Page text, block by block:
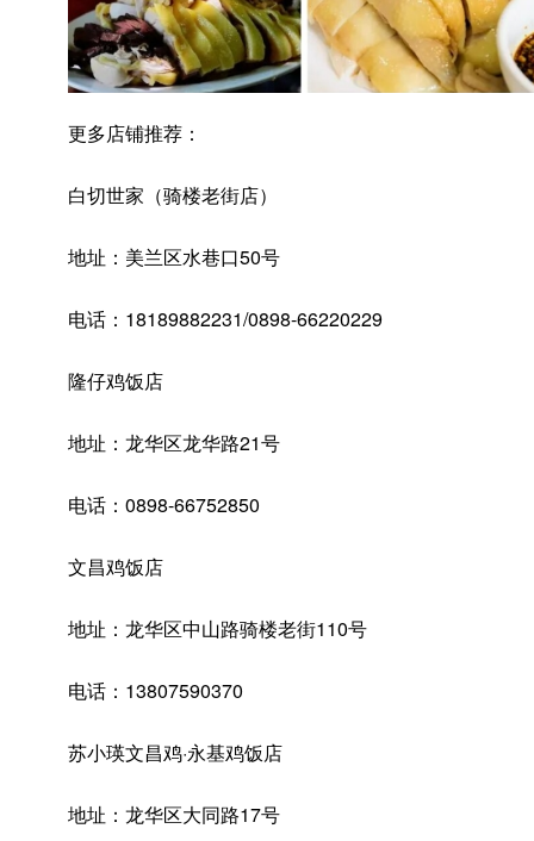
更多店铺推荐：
白切世家（骑楼老街店）
地址：美兰区水巷口50号
电话：18189882231/0898-66220229
隆仔鸡饭店
地址：龙华区龙华路21号
电话：0898-66752850
文昌鸡饭店
地址：龙华区中山路骑楼老街110号
电话：13807590370
苏小瑛文昌鸡·永基鸡饭店
地址：龙华区大同路17号